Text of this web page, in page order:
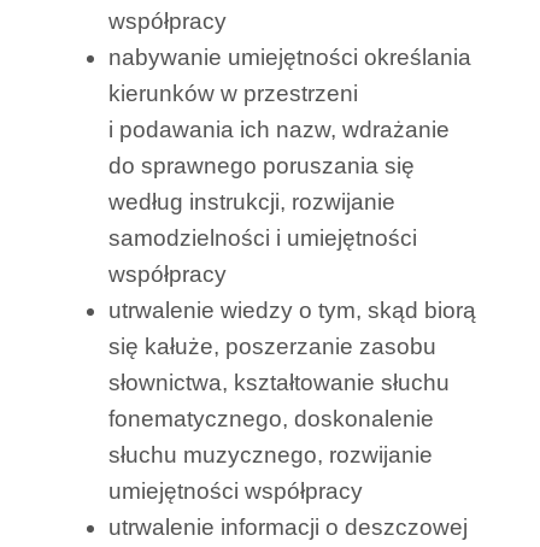
współpracy
nabywanie umiejętności określania
kierunków w przestrzeni
i podawania ich nazw, wdrażanie
do sprawnego poruszania się
według instrukcji, rozwijanie
samodzielności i umiejętności
współpracy
utrwalenie wiedzy o tym, skąd biorą
się kałuże, poszerzanie zasobu
słownictwa, kształtowanie słuchu
fonematycznego, doskonalenie
słuchu muzycznego, rozwijanie
umiejętności współpracy
utrwalenie informacji o deszczowej